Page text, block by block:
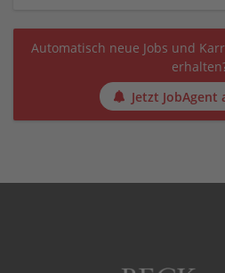
Automatisch neue Jobs und
Jetzt JobAgent